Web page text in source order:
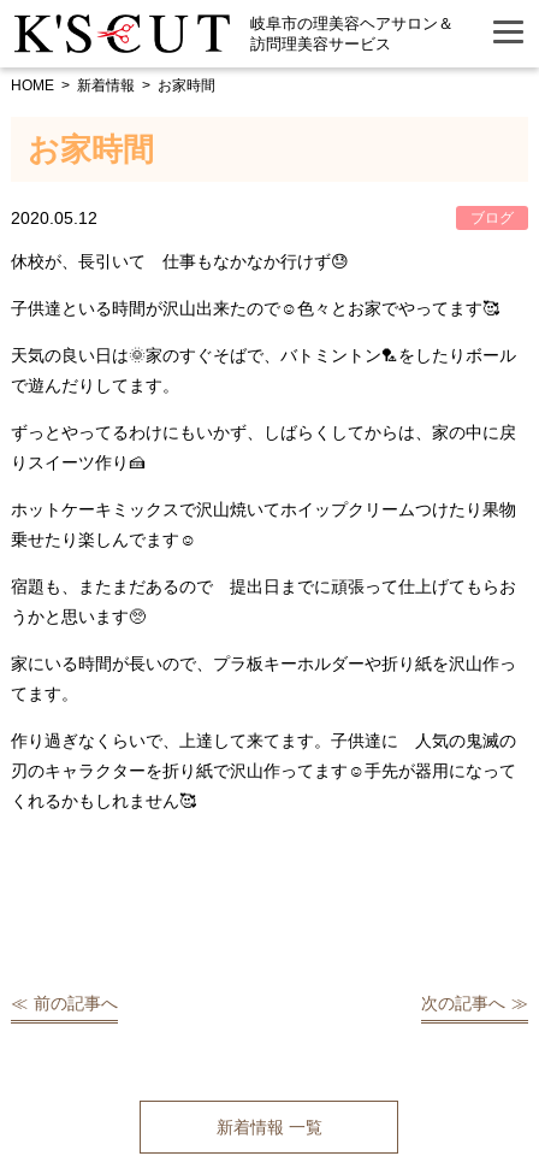
岐阜市の理美容ヘアサロン＆
訪問理美容サービス
HOME 新着情報 お家時間
お家時間
2020.05.12 ブログ
休校が、長引いて 仕事もなかなか行けず😓
子供達といる時間が沢山出来たので☺️色々とお家でやってます🥰
天気の良い日は🌞家のすぐそばで、バトミントン🏸をしたりボール
で遊んだりしてます。
ずっとやってるわけにもいかず、しばらくしてからは、家の中に戻
りスイーツ作り🍰
ホットケーキミックスで沢山焼いてホイップクリームつけたり果物
乗せたり楽しんでます☺️
宿題も、またまだあるので 提出日までに頑張って仕上げてもらお
うかと思います🥺
家にいる時間が長いので、プラ板キーホルダーや折り紙を沢山作っ
てます。
作り過ぎなくらいで、上達して来てます。子供達に 人気の鬼滅の
刃のキャラクターを折り紙で沢山作ってます☺️手先が器用になって
くれるかもしれません🥰
前の記事へ 次の記事へ
新着情報 一覧